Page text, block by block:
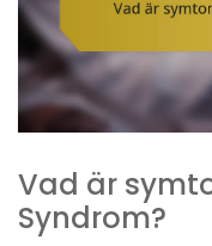
Vad är
Syndrom?